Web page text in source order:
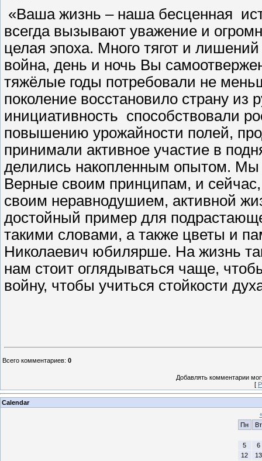
«Ваша жизнь – наша бесценная
всегда вызывают уважение и
целая эпоха. Много тягот и
война, день и ночь Вы
тяжёлые годы потребовали не
поколение восстановило страну
инициативность способствовали
повышению урожайности полей,
принимали активное участие в
делились накопленным опытом.
Верные своим принципам, и
своим неравнодушием, активной
достойный пример для
такими словами, а также цветы и
Николаевич юбилярше. На жизнь
нам стоит оглядываться чаще,
войну, чтобы учиться стойкости
Всего комментариев: 0
Добавлять комментарии
[
Calendar
Пн
Вт
5
6
12
13